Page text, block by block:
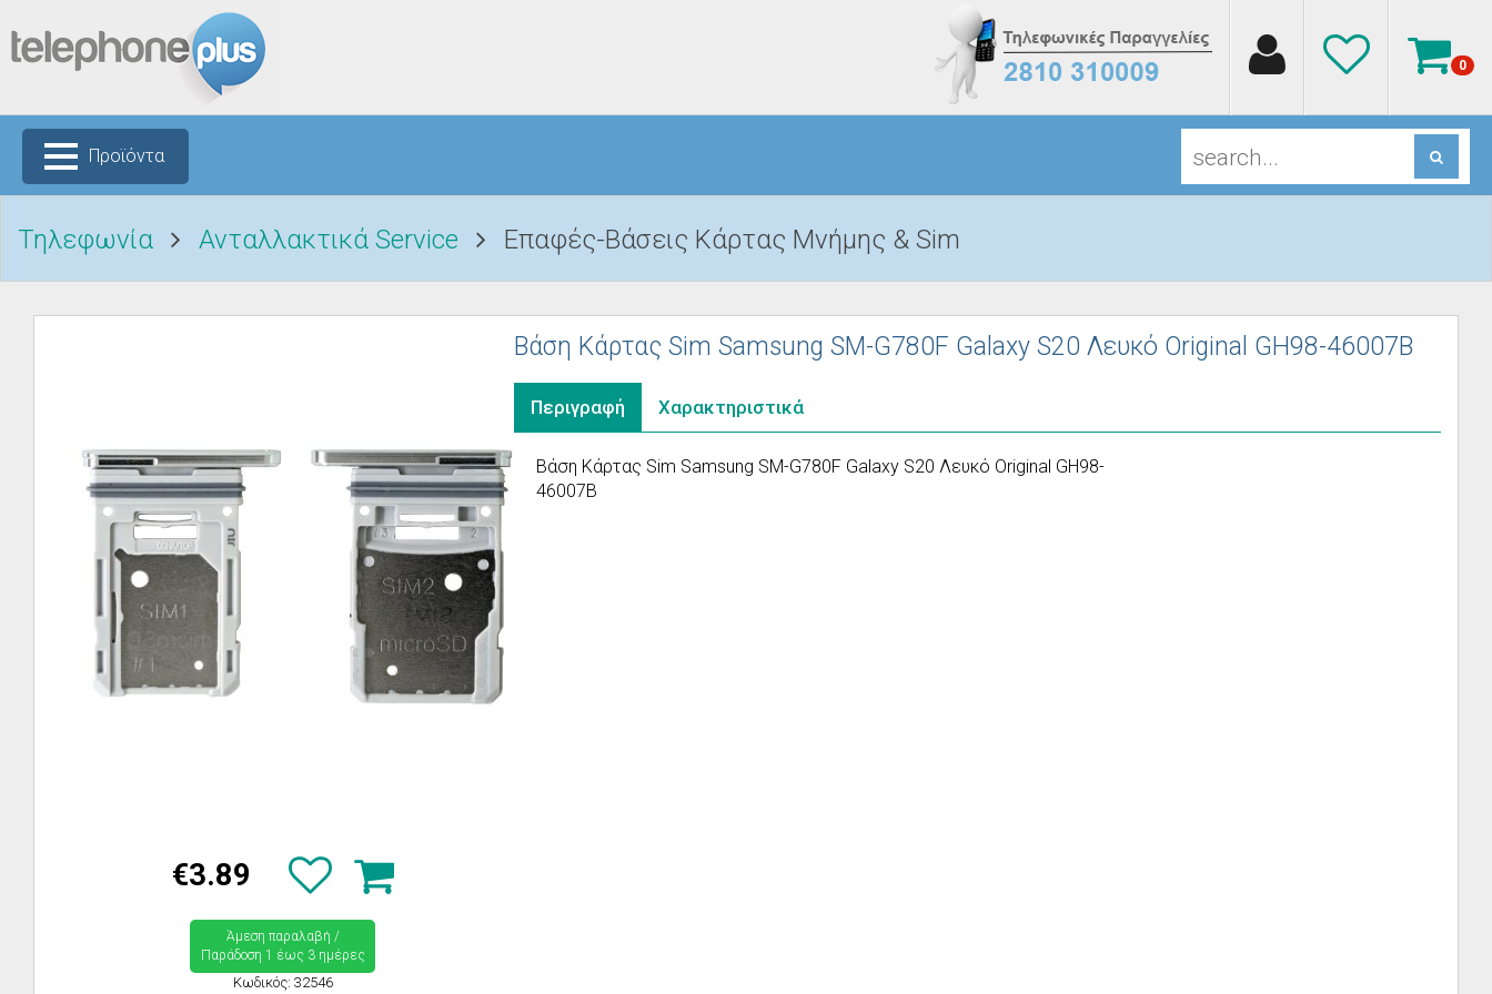
0
Προϊόντα
Τηλεφωνία Ανταλλακτικά Service Επαφές-Βάσεις Κάρτας Μνήμης & Sim
€3.89
Άμεση παραλαβή /
Παράδoση 1 έως 3 ημέρες
Κωδικός: 32546
Βάση Κάρτας Sim Samsung SM-G780F Galaxy S20 Λευκό Original GH98-46007B
Περιγραφή Χαρακτηριστικά
Βάση Κάρτας Sim Samsung SM-G780F Galaxy S20 Λευκό Original GH98-
46007B